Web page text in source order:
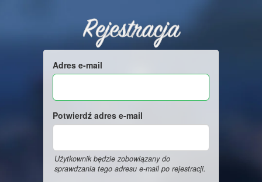
Rejestracja
Adres e-mail
Potwierdź adres e-mail
Użytkownik będzie zobowiązany do
sprawdzania tego adresu e-mail po rejestracji.